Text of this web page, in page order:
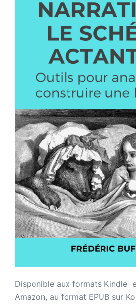
Disponible aux formats Kindle
Amazon, au format EPUB sur